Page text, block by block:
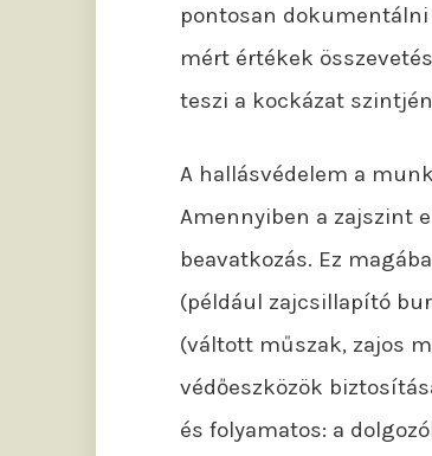
pontosan
mért értékek
teszi a kockázat
A hallásvédelem a
Amennyiben a zajszint
beavatkozás. Ez
(például zajcsillapító
(váltott műszak, zajos
védőeszközök
és folyamatos: a